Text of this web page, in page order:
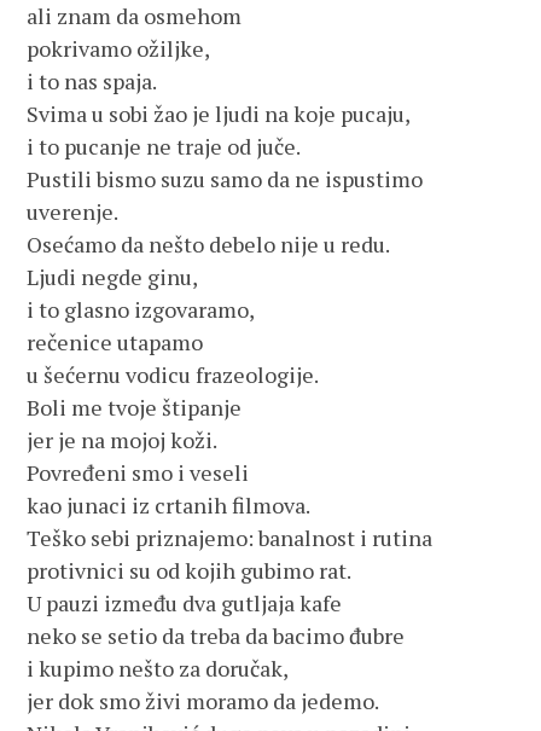
ali znam da osmehom
pokrivamo ožiljke,
i to nas spaja.
Svima u sobi žao je ljudi na koje pucaju,
i to pucanje ne traje od juče.
Pustili bismo suzu samo da ne ispustimo
uverenje.
Osećamo da nešto debelo nije u redu.
Ljudi negde ginu,
i to glasno izgovaramo,
rečenice utapamo
u šećernu vodicu frazeologije.
Boli me tvoje štipanje
jer je na mojoj koži.
Povređeni smo i veseli
kao junaci iz crtanih filmova.
Teško sebi priznajemo: banalnost i rutina
protivnici su od kojih gubimo rat.
U pauzi između dva gutljaja kafe
neko se setio da treba da bacimo đubre
i kupimo nešto za doručak,
jer dok smo živi moramo da jedemo.